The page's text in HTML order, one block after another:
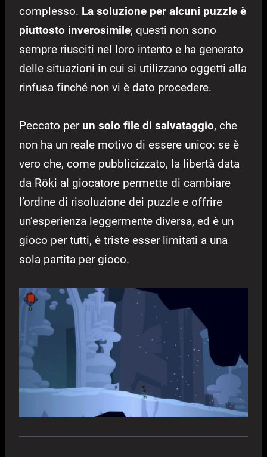
complesso. La soluzione per alcuni puzzle è
piuttosto inverosimile; questi non sono
sempre riusciti nel loro intento e ha generato
delle situazioni in cui si utilizzano oggetti alla
rinfusa finché non vi è dato procedere.
Peccato per un solo file di salvataggio, che
non ha un reale motivo di essere unico: se è
vero che, come pubblicizzato, la libertà data
da Röki al giocatore permette di cambiare
l’ordine di risoluzione dei puzzle e offrire
un’esperienza leggermente diversa, ed è un
gioco per tutti, è triste esser limitati a una
sola partita per gioco.